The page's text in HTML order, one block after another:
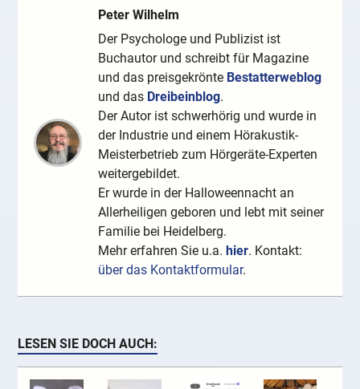
Peter Wilhelm
Der Psychologe und Publizist ist
Buchautor und schreibt für Magazine
und das preisgekrönte Bestatterweblog
und das Dreibeinblog.
Der Autor ist schwerhörig und wurde in
der Industrie und einem Hörakustik-
Meisterbetrieb zum Hörgeräte-Experten
weitergebildet.
Er wurde in der Halloweennacht an
Allerheiligen geboren und lebt mit seiner
Familie bei Heidelberg.
Mehr erfahren Sie u.a.hier. Kontakt:
über das Kontaktformular.
LESEN SIE DOCH AUCH: